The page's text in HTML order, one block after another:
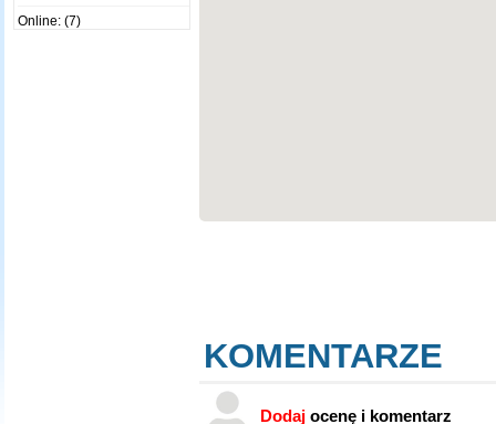
Online: (7)
KOMENTARZE
Dodajocenę i komentarz